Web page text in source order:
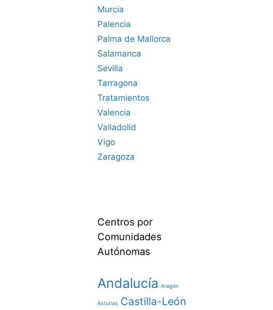
Murcia
Palencia
Palma de Mallorca
Salamanca
Sevilla
Tarragona
Tratamientos
Valencia
Valladolid
Vigo
Zaragoza
Centros por
Comunidades
Autónomas
Andalucía Aragón
Asturias Castilla-León